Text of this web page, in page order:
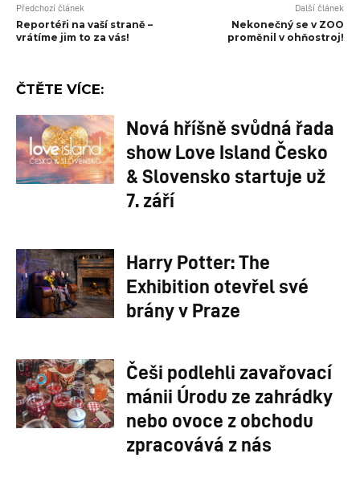
Předchozí článek
Reportéři na vaší straně –
vrátíme jim to za vás!
Další článek
Nekonečný se v ZOO
proměnil v ohňostroj!
ČTĚTE VÍCE:
Nová hříšně svůdná řada
show Love Island Česko
& Slovensko startuje už
7. září
Harry Potter: The
Exhibition otevřel své
brány v Praze
Češi podlehli zavařovací
mánii Úrodu ze zahrádky
nebo ovoce z obchodu
zpracovává z nás